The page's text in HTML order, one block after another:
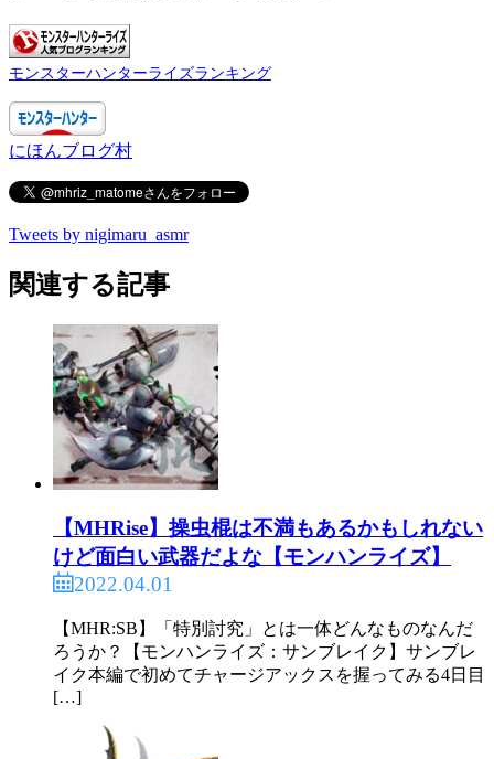
モンスターハンターライズランキング
にほんブログ村
Tweets by nigimaru_asmr
関連する記事
【MHRise】操虫棍は不満もあるかもしれない
けど面白い武器だよな【モンハンライズ】
2022.04.01
【MHR:SB】「特別討究」とは一体どんなものなんだ
ろうか？【モンハンライズ：サンブレイク】サンブレ
イク本編で初めてチャージアックスを握ってみる4日目
[…]